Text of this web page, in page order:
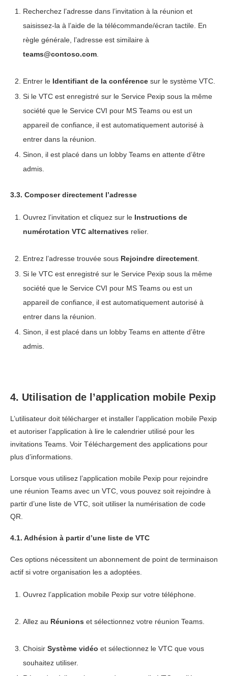
Recherchez l’adresse dans l’invitation à la réunion et
saisissez-la à l’aide de la télécommande/écran tactile. En
règle générale, l’adresse est similaire à
teams@contoso.com
Entrer le Identifiant de la conférence sur le système VTC.
Si le VTC est enregistré sur le Service Pexip sous la même
société que le Service CVI pour MS Teams ou est un
appareil de confiance , il est automatiquement autorisé à
entrer dans la réunion.
Sinon, il est placé dans un lobby Teams en attente d’être
admis.
3.3. Composer directement l’adresse
Ouvrez l’invitation et cliquez sur le Instructions de
numérotation VTC alternatives relier.
Entrez l’adresse trouvée sous Rejoindre directement
Si le VTC est enregistré sur le Service Pexip sous la même
société que le Service CVI pour MS Teams ou est un
appareil de confiance , il est automatiquement autorisé à
entrer dans la réunion.
Sinon, il est placé dans un lobby Teams en attente d’être
admis.
4. Utilisation de l’application mobile Pexip
L’utilisateur doit télécharger et installer l’application mobile Pexip
et autoriser l’application à lire le calendrier utilisé pour les
invitations Teams. Voir Téléchargement des applications pour
plus d’informations.
Lorsque vous utilisez l’application mobile Pexip pour rejoindre
une réunion Teams avec un VTC, vous pouvez soit rejoindre à
partir d’une liste de VTC, soit utiliser la numérisation de code
QR.
4.1. Adhésion à partir d’une liste de VTC
Ces options nécessitent un abonnement de point de terminaison
actif si votre organisation les a adoptées.
Ouvrez l’application mobile Pexip sur votre téléphone.
Allez au Réunions et sélectionnez votre réunion Teams.
Choisir Système vidéo et sélectionnez le VTC que vous
souhaitez utiliser.